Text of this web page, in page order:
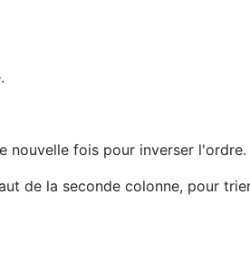
nouvelle fois pour inverser l'ordre.
de la seconde colonne, pour